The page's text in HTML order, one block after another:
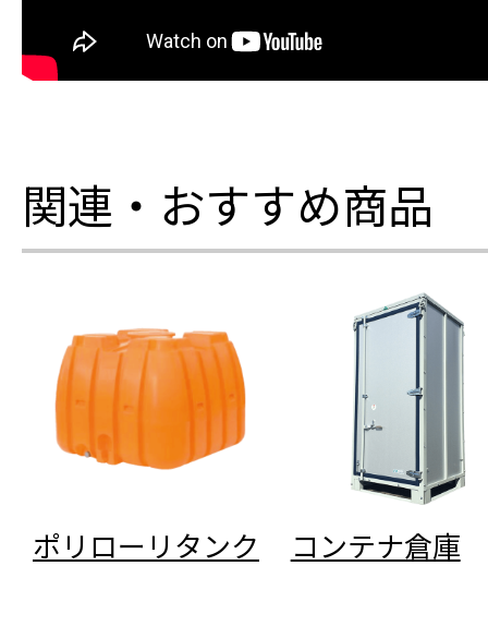
関連・おすすめ商品
ポリローリタンク コンテナ倉庫